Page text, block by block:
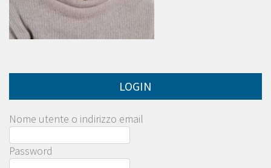
LOGIN
Nome utente o indirizzo email
Password